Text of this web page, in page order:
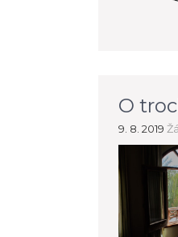
O
9. 8. 2019